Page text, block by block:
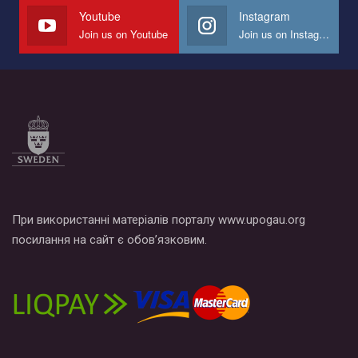
СОГИ в Украине.
Все, что вам нужно сделать - это зайти на наш канал YouTube
по этой ссылке и поставить лайк под видео.
Youtube
Join us on Youtube
Instagram
Join us on Instagram
При використанні матеріалів порталу www.upogau.org
посилання на сайт є обов’язковим.